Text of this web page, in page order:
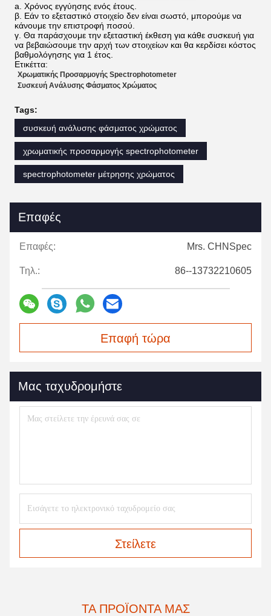
a. Χρόνος εγγύησης ενός έτους.
β. Εάν το εξεταστικό στοιχείο δεν είναι σωστό, μπορούμε να
κάνουμε την επιστροφή ποσού.
γ. Θα παράσχουμε την εξεταστική έκθεση για κάθε συσκευή για
να βεβαιώσουμε την αρχή των στοιχείων και θα κερδίσει κόστος
βαθμολόγησης για 1 έτος.
Ετικέττα:
Χρωματικής Προσαρμογής Spectrophotometer
Συσκευή Ανάλυσης Φάσματος Χρώματος
Tags:
συσκευή ανάλυσης φάσματος χρώματος
χρωματικής προσαρμογής spectrophotometer
spectrophotometer μέτρησης χρώματος
Επαφές
Επαφές: Mrs. CHNSpec
Τηλ.: 86--13732210605
Επαφή τώρα
Μας ταχυδρομήστε
Στείλετε
ΤΑ ΠΡΟΪΌΝΤΑ ΜΑΣ